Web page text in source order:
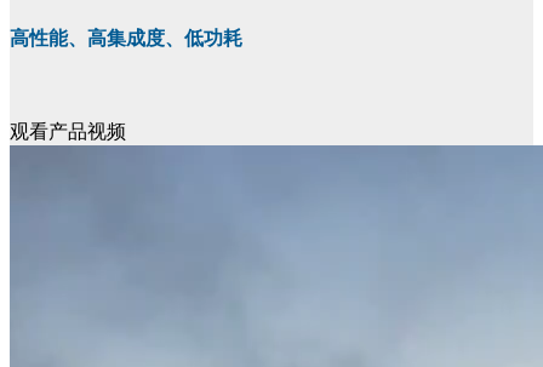
高性能、高集成度、低功耗
观看产品视频